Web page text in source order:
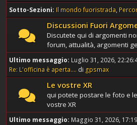
Sotto-Sezioni Il mondo fuoristrada
Discussioni Fuori
Discutete qui di argomenti
forum, attualità, argomenti
Ultimo messaggio: Luglio 31, 2026,
Re: L'officina è aperta.... di gpsmax
Le vostre XR
qui potete postare le foto e
vostre XR
Ultimo messaggio: Maggio 31, 2026,